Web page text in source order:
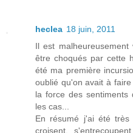
heclea 18 juin, 2011
Il est
être choqués par cette
été ma première
oublié qu'on avait à
la force des
les cas...
En résumé j'ai été
croisent,